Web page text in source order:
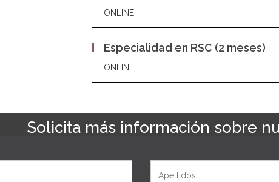
ONLINE
Especialidad en RSC (2 meses)
ONLINE
Solicita más información sobre